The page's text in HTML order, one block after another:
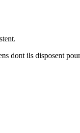
dont ils disposent